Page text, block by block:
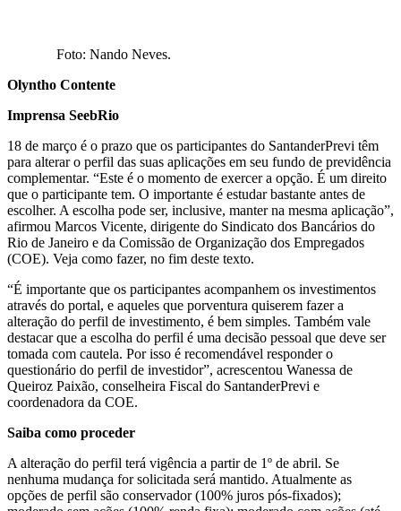
Foto: Nando Neves.
Olyntho Contente
Imprensa SeebRio
18 de março é o prazo que os participantes do SantanderPrevi têm
para alterar o perfil das suas aplicações em seu fundo de previdência
complementar. “Este é o momento de exercer a opção. É um direito
que o participante tem. O importante é estudar bastante antes de
escolher. A escolha pode ser, inclusive, manter na mesma aplicação”,
afirmou Marcos Vicente, dirigente do Sindicato dos Bancários do
Rio de Janeiro e da Comissão de Organização dos Empregados
(COE). Veja como fazer, no fim deste texto.
“É importante que os participantes acompanhem os investimentos
através do portal, e aqueles que porventura quiserem fazer a
alteração do perfil de investimento, é bem simples. Também vale
destacar que a escolha do perfil é uma decisão pessoal que deve ser
tomada com cautela. Por isso é recomendável responder o
questionário do perfil de investidor”, acrescentou Wanessa de
Queiroz Paixão, conselheira Fiscal do SantanderPrevi e
coordenadora da COE.
Saiba como proceder
A alteração do perfil terá vigência a partir de 1º de abril. Se
nenhuma mudança for solicitada será mantido. Atualmente as
opções de perfil são conservador (100% juros pós-fixados);